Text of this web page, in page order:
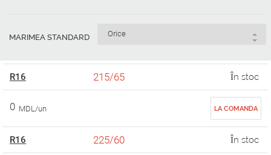
MARIMEA STANDARD
R16 215/65 În stoc
0 MDL/un LA COMANDA
R16 225/60 În stoc